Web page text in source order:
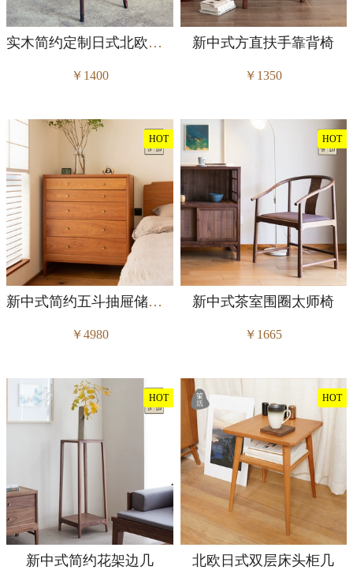
实木简约定制日式北欧黑胡桃
￥1400
新中式方直扶手靠背椅
￥1350
新中式简约五斗抽屉储物柜
￥4980
HOT
新中式茶室围圈太师椅
￥1665
HOT
新中式简约花架边几
HOT
北欧日式双层床头柜几
HOT